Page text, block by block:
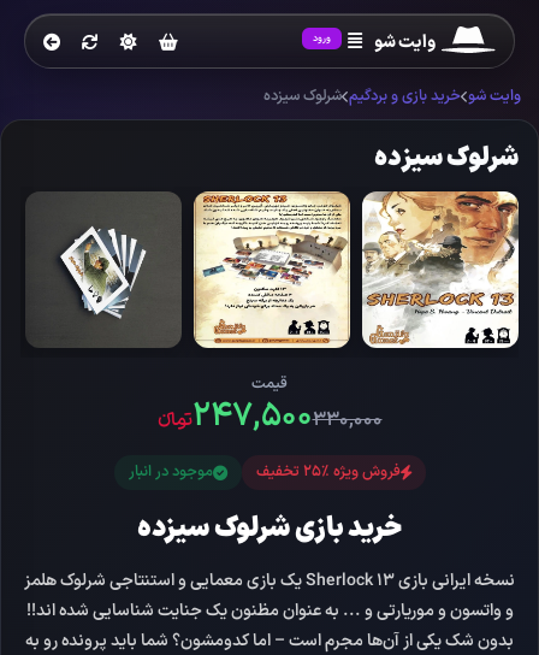
وایت شو ورود
وایت شو خرید بازی و بردگیم شرلوک سیزده
شرلوک سیزده
قیمت
۳۳۰,۰۰۰۲۴۷,۵۰۰تومانءء
فروش ویژه %25 تخفیف موجود در انبار
خرید بازی شرلوک سیزده
نسخه ایرانی بازی Sherlock 13 یک بازی معمایی و استنتاجی شرلوک هلمز
و واتسون و موریارتی و ... به عنوان مظنون یک جنایت شناسایی شده اند!!
بدون شک یکی از آن‌ها مجرم است – اما کدومشون؟ شما باید پرونده رو به